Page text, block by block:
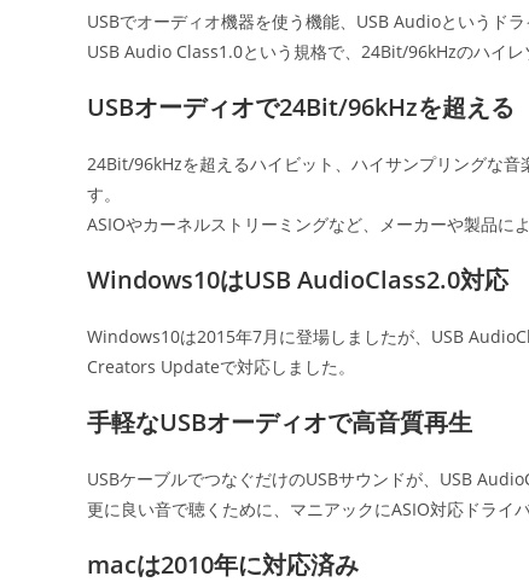
USBでオーディオ機器を使う機能、USB Audioというドラ
USB Audio Class1.0という規格で、24Bit/96kHzのハイレ
USBオーディオで24Bit/96kHzを超える
24Bit/96kHzを超えるハイビット、ハイサンプリングな
す。
ASIOやカーネルストリーミングなど、メーカーや製品に
Windows10はUSB AudioClass2.0対応
Windows10は2015年7月に登場しましたが、USB
Creators Updateで対応しました。
手軽なUSBオーディオで高音質再生
USBケーブルでつなぐだけのUSBサウンドが、USB
更に良い音で聴くために、マニアックにASIO対応ドライ
macは2010年に対応済み